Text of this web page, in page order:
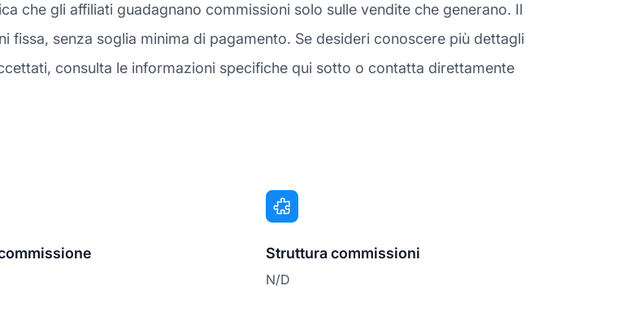
che gli affiliati guadagnano commissioni solo sulle vendite che generano. Il
senza soglia minima di pagamento. Se desideri conoscere più dettagli
consulta le informazioni specifiche qui sotto o contatta direttamente
Struttura commissioni
N/D